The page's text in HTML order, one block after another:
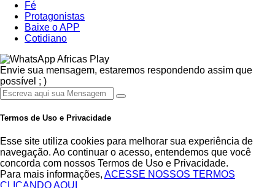
Fé
Protagonistas
Baixe o APP
Cotidiano
Africas Play
Envie sua mensagem, estaremos respondendo assim que
possível ; )
Termos de Uso e Privacidade
Esse site utiliza cookies para melhorar sua experiência de
navegação. Ao continuar o acesso, entendemos que você
concorda com nossos Termos de Uso e Privacidade.
Para mais informações, ACESSE NOSSOS TERMOS
CLICANDO AQUI